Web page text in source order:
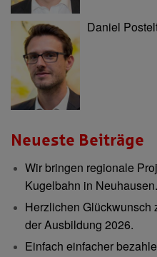
Daniel
Neueste Beiträge
Wir bringen regionale
Kugelbahn in Neuhausen.
Herzlichen Glückwunsch
der Ausbildung 2026.
Einfach einfacher